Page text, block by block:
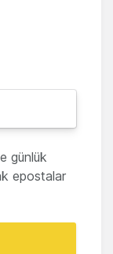
günlük
epostalar